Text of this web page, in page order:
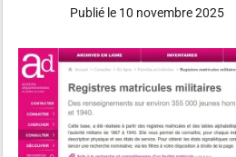
Publié le 10 novembre 2025